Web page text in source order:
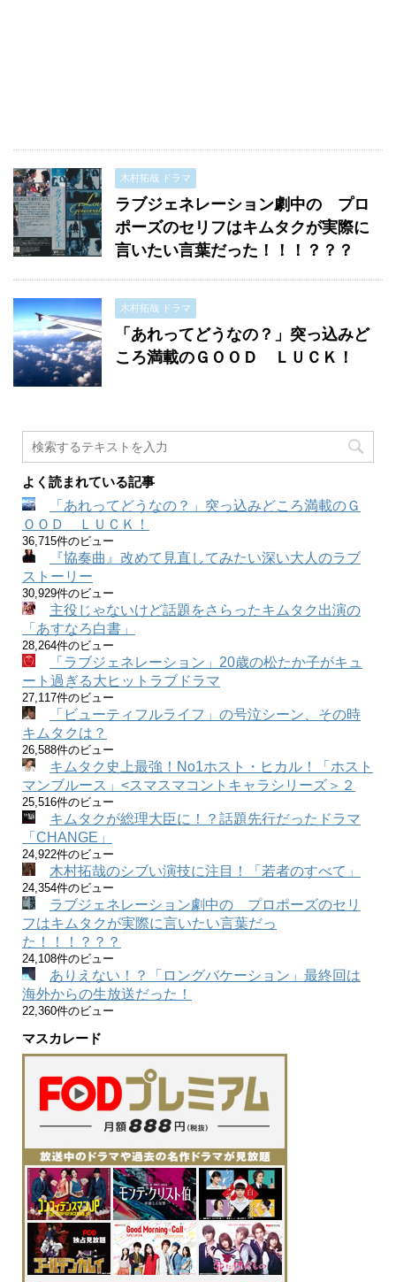
木村拓哉 ドラマ
ラブジェネレーション劇中の プロ
ポーズのセリフはキムタクが実際に
言いたい言葉だった！！！？？？
木村拓哉 ドラマ
「あれってどうなの？」突っ込みど
ころ満載のＧＯＯＤ ＬＵＣＫ！
よく読まれている記事
「あれってどうなの？」突っ込みどころ満載のＧ
ＯＯＤ ＬＵＣＫ！
36,715件のビュー
『協奏曲』改めて見直してみたい深い大人のラブ
ストーリー
30,929件のビュー
主役じゃないけど話題をさらったキムタク出演の
「あすなろ白書」
28,264件のビュー
「ラブジェネレーション」20歳の松たか子がキュ
ート過ぎる大ヒットラブドラマ
27,117件のビュー
「ビューティフルライフ」の号泣シーン、その時
キムタクは？
26,588件のビュー
キムタク史上最強！No1ホスト・ヒカル！「ホスト
マンブルース」<スマスマコントキャラシリーズ＞２
25,516件のビュー
キムタクが総理大臣に！？話題先行だったドラマ
「CHANGE」
24,922件のビュー
木村拓哉のシブい演技に注目！「若者のすべて」
24,354件のビュー
ラブジェネレーション劇中の プロポーズのセリ
フはキムタクが実際に言いたい言葉だっ
た！！！？？？
24,108件のビュー
ありえない！？「ロングバケーション」最終回は
海外からの生放送だった！
22,360件のビュー
マスカレード